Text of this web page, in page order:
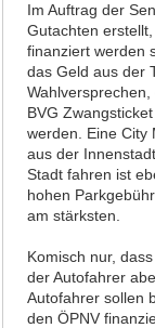
Im Auftrag der
Gutachten
finanziert werden
das Geld aus der
BVG
werden. Eine City
aus der
Stadt fahren ist
hohen
am stärksten.
Komisch nur,
der Autofahrer
Autofahrer sollen
den ÖPNV